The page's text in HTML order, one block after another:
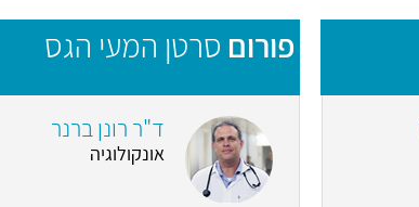
פורום סרטן המעי הגס
ד"ר רונן ברנר
אונקולוגיה